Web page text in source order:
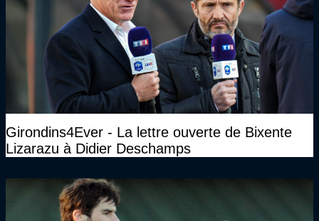
Girondins4Ever - La lettre ouverte de Bixente
Lizarazu à Didier Deschamps